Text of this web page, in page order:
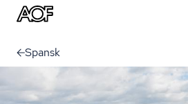
Spansk